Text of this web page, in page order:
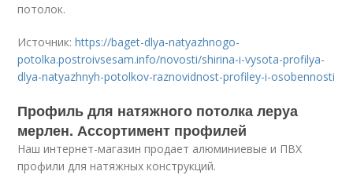
потолок.
Источник:https://baget-dlya-natyazhnogo-
potolka.postroivsesam.info/novosti/shirina-i-vysota-profilya-
dlya-natyazhnyh-potolkov-raznovidnost-profiley-i-osobennosti
Профиль для натяжного потолка леруа
мерлен. Ассортимент профилей
Наш интернет-магазин продает алюминиевые и ПВХ
профили для натяжных конструкций.